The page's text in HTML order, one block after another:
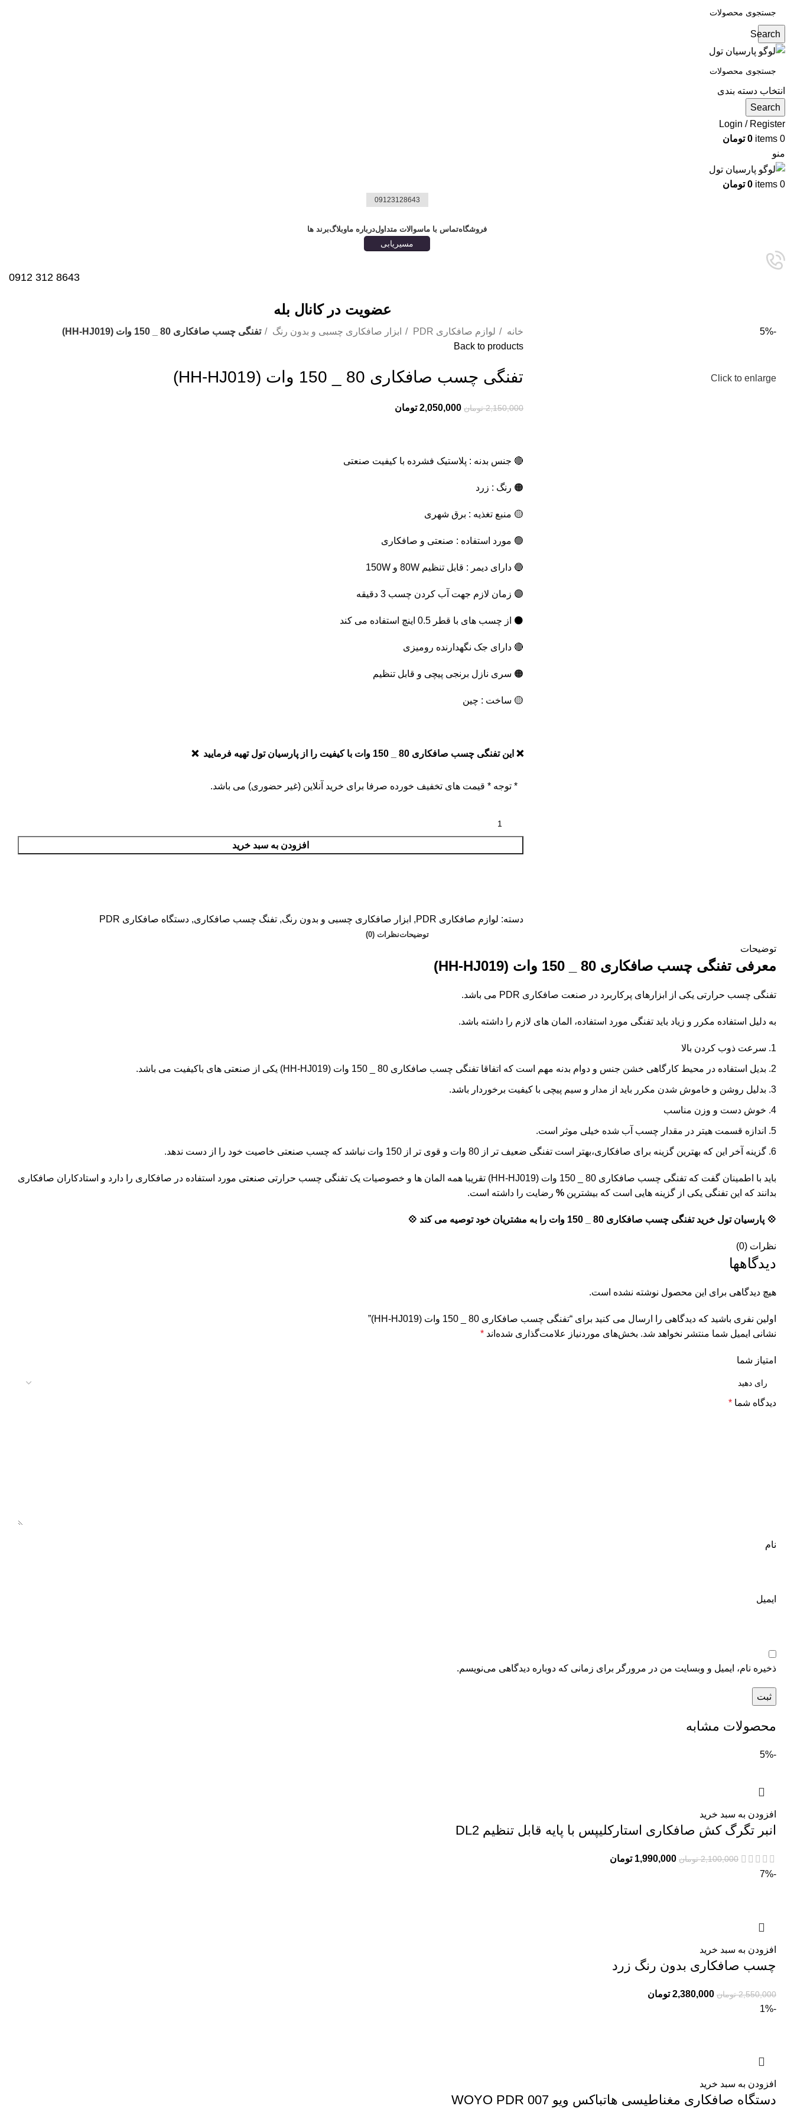
Search
انتخاب دسته بندی
Search
Login / Register
0
items
0 تومان
منو
0
items
0 تومان
09123128643
فروشگاهتماس با ماسوالات متداولدرباره ماوبلاگبرند ها
مسیریابی
8643 312 0912
عضویت در کانال بله
-5%
Click to enlarge
خانه لوازم صافکاری PDR ابزار صافکاری چسبی و بدون رنگ
تفنگی چسب صافکاری 80 _ 150 وات (HH-HJ019)
Back to products
تفنگی چسب صافکاری 80 _ 150 وات (HH-HJ019)
2,150,000 تومان 2,050,000 تومان
🔴 جنس بدنه : پلاستیک فشرده با کیفیت صنعتی
🟠 رنگ : زرد
🟡 منبع تغذیه : برق شهری
🟢 مورد استفاده : صنعتی و صافکاری
🔵 دارای دیمر : قابل تنظیم 80W و 150W
🟣 زمان لازم جهت آب کردن چسب 3 دقیقه
⚫ از چسب های با قطر 0.5 اینچ استفاده می کند
🔴 دارای جک نگهدارنده رومیزی
🟠 سری نازل برنجی پیچی و قابل تنظیم
🟡 ساخت : چین
❌ این تفنگی چسب صافکاری 80 _ 150 وات با کیفیت را از پارسیان تول تهیه فرمایید ❌
* توجه * قیمت های تخفیف خورده صرفا برای خرید آنلاین (غیر حضوری) می باشد.
افزودن به سبد خرید
دسته: لوازم صافکاری PDR , ابزار صافکاری چسبی و بدون رنگ, تفنگ چسب صافکاری, دستگاه صافکاری PDR
توضیحاتنظرات (0)
توضیحات
معرفی تفنگی چسب صافکاری 80 _ 150 وات (HH-HJ019)
تفنگی چسب حرارتی یکی از ابزارهای پرکاربرد در صنعت صافکاری PDR می باشد.
به دلیل استفاده مکرر و زیاد باید تفنگی مورد استفاده، المان های لازم را داشته باشد.
سرعت ذوب کردن بالا
بدیل استفاده در محیط کارگاهی خشن جنس و دوام بدنه مهم است که اتفاقا تفنگی چسب صافکاری 80 _ 150 وات (HH-HJ019) یکی از صنعتی های باکیفیت می باشد.
بدلیل روشن و خاموش شدن مکرر باید از مدار و سیم پیچی با کیفیت برخوردار باشد.
خوش دست و وزن مناسب
اندازه قسمت هیتر در مقدار چسب آب شده خیلی موثر است.
گزینه آخر این که بهترین گزینه برای صافکاری،بهتر است تفنگی ضعیف تر از 80 وات و قوی تر از 150 وات نباشد که چسب صنعتی خاصیت خود را از دست ندهد.
باید با اطمینان گفت که تفنگی چسب صافکاری 80 _ 150 وات (HH-HJ019) تقریبا همه المان ها و خصوصیات یک تفنگی چسب حرارتی صنعتی مورد استفاده در صافکاری را دارد و استادکاران صافکاری
بدانند که این تفنگی یکی از گزینه هایی است که بیشترین % رضایت را داشته است.
💠 پارسیان تول خرید تفنگی چسب صافکاری 80 _ 150 وات را به مشتریان خود توصیه می کند 💠
نظرات (0)
دیدگاهها
هیچ دیدگاهی برای این محصول نوشته نشده است.
اولین نفری باشید که دیدگاهی را ارسال می کنید برای “تفنگی چسب صافکاری 80 _ 150 وات (HH-HJ019)”
نشانی ایمیل شما منتشر نخواهد شد. بخش‌های موردنیاز علامت‌گذاری شده‌اند *
امتیاز شما
دیدگاه شما *
نام
ایمیل
ذخیره نام، ایمیل و وبسایت من در مرورگر برای زمانی که دوباره دیدگاهی می‌نویسم.
محصولات مشابه
-5%
افزودن به سبد خرید
انبر تگرگ کش صافکاری استارکلیپس با پایه قابل تنظیم DL2
2,100,000 تومان 1,990,000 تومان
-7%
افزودن به سبد خرید
چسب صافکاری بدون رنگ زرد
2,550,000 تومان 2,380,000 تومان
-1%
افزودن به سبد خرید
دستگاه صافکاری مغناطیسی هاتباکس ویو WOYO PDR 007